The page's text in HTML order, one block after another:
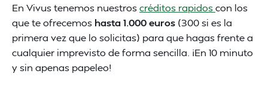
En Vivus tenemos nuestroscréditos rapidoscon los
que te ofrecemos hasta 1.000 euros (300 si es la
primera vez que lo solicitas) para que hagas frente a
cualquier imprevisto de forma sencilla. ¡En 10 minuto
y sin apenas papeleo!